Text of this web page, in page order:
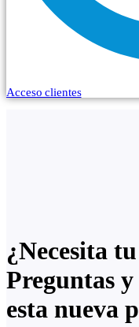
Acceso clientes
¿Necesita
Preguntas y
esta nueva